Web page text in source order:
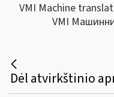
VMI Machine
VMI